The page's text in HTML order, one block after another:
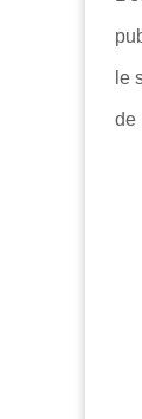
le
de